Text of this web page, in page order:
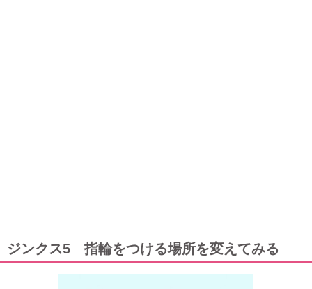
ジンクス5 指輪をつける場所を変えてみる